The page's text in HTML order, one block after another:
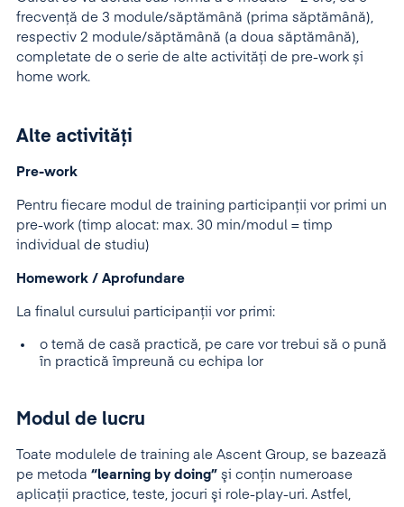
frecvență de 3 module/săptămână (prima săptămână),
respectiv 2 module/săptămână (a doua săptămână),
completate de o serie de alte activități de pre-work și
home work.
Alte activități
Pre-work
Pentru fiecare modul de training participanții vor primi un
pre-work (timp alocat: max. 30 min/modul = timp
individual de studiu)
Homework / Aprofundare
La finalul cursului participanții vor primi:
o temă de casă practică, pe care vor trebui să o pună
în practică împreună cu echipa lor
Modul de lucru
Toate modulele de training ale Ascent Group, se bazează
pe metoda “learning by doing” şi conţin numeroase
aplicaţii practice, teste, jocuri şi role-play-uri. Astfel,